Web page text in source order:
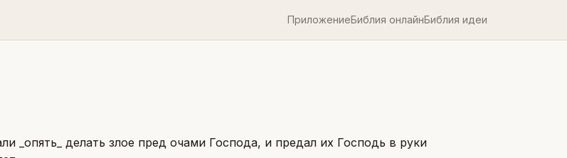
ПриложениеБиблия онлайнБиблия идеи
_опять_ делать злое пред очами Господа, и предал их Господь в руки